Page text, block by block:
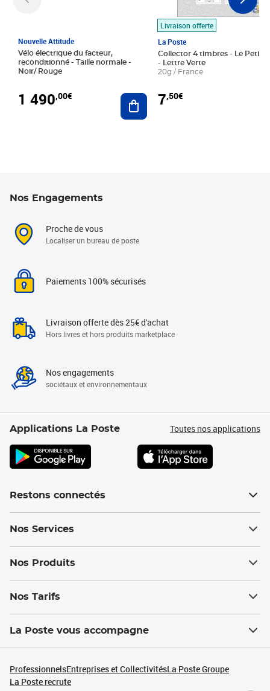
Nouvelle Attitude
Vélo électrique du facteur,
reconditionné - Taille normale -
Noir/ Rouge
1 490,00€ Ajouter au panier
Livraison offerte
La Poste
Collector 4 timbres - Le Petit
- Lettre Verte
20g / France
7,50€
Nos Engagements
Proche de vous
Localiser un bureau de poste
Paiements 100% sécurisés
Livraison offerte dès 25€ d'achat
Hors livres et hors produits marketplace
Nos engagements
sociétaux et environnementaux
Applications La Poste Toutes nos applications
Restons connectés
Nos Services
Nos Produits
Nos Tarifs
La Poste vous accompagne
ProfessionnelsEntreprises et CollectivitésLa Poste Groupe
La Poste recrute